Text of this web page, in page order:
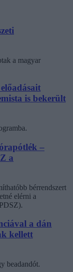
a magyar
is bekerült
–
a
bérrendszert
elérni a
a dán
kellett
beadandót.